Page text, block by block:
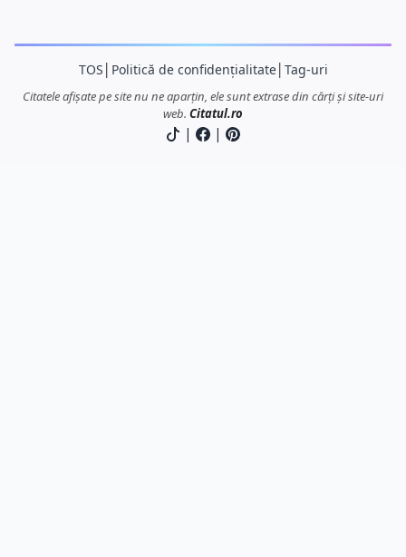
TOS Politică de confidențialitate│ Tag-uri
Citatele afișate pe site nu ne aparțin, ele sunt extrase din cărți și site-uri
web. Citatul.ro
| |